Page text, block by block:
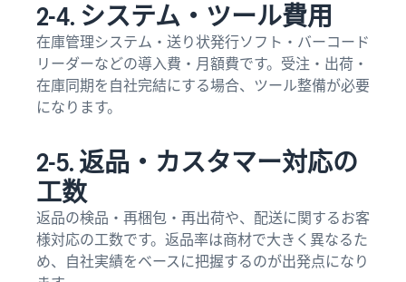
2-4. システム・ツール費用
在庫管理システム・送り状発行ソフト・バーコード
リーダーなどの導入費・月額費です。受注・出荷・
在庫同期を自社完結にする場合、ツール整備が必要
になります。
2-5. 返品・カスタマー対応の
工数
返品の検品・再梱包・再出荷や、配送に関するお客
様対応の工数です。返品率は商材で大きく異なるた
め、自社実績をベースに把握するのが出発点になり